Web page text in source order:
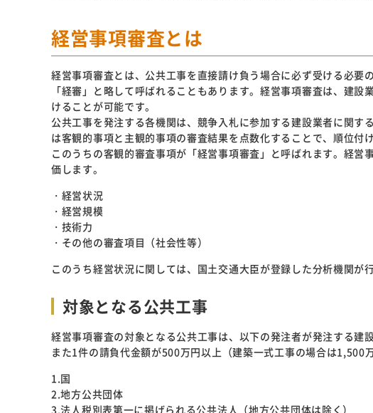
経営事項審査とは
経営事項審査とは、公共工事を直接請け負う場合に必ず受ける必要
「経審」と略して呼ばれることもあります。経営事項審査は、建
けることが可能です。
公共工事を発注する各機関は、競争入札に参加する建設業者に関す
は客観的事項と主観的事項の審査結果を点数化することで、順位付
このうちの客観的審査事項が「経営事項審査」と呼ばれます。経営
価します。
・経営状況
・経営規模
・技術力
・その他の審査項目（社会性等）
このうち経営状況に関しては、国土交通大臣が登録した分析機関が行
対象となる公共工事
経営事項審査の対象となる公共工事は、以下の発注者が発注する建設
また1件の請負代金額が500万円以上（建築一式工事の場合は1,500
1.国
2.地方公共団体
3.法人税別表第一に掲げられる公共法人（地方公共団体は除く）